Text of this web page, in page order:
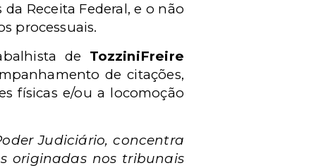
Receita Federal, e o não
processuais.
de TozziniFreire
de citações,
físicas e/ou a locomoção
Judiciário, concentra
originadas nos tribunais